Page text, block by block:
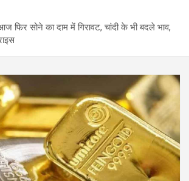
फिर सोने का दाम में गिरावट, चांदी के भी बदले भाव,